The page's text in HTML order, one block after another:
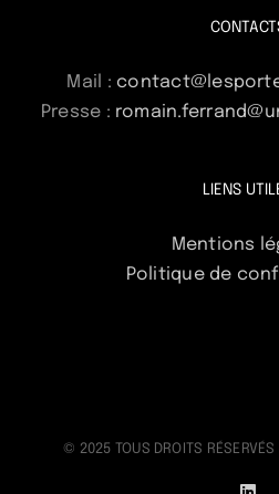
Mail :
Presse :
LIENS
Mentions
Politique de
© 2025 TOUS DROITS